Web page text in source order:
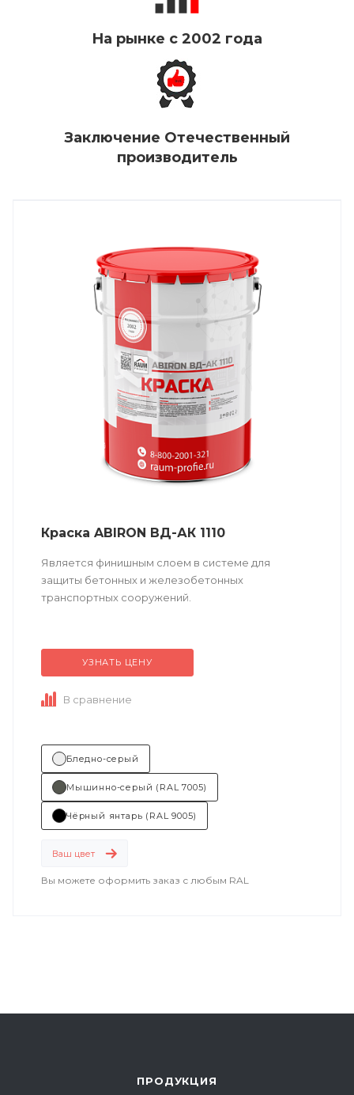
На рынке с 2002 года
Заключение Отечественный
производитель
Краска ABIRON ВД-АК 1110
Является финишным слоем в системе для
защиты бетонных и железобетонных
транспортных сооружений.
Техническое описаниепо ссылке
УЗНАТЬ ЦЕНУ
В сравнение
Бледно-серый
Мышинно-серый (RAL 7005)
Чёрный янтарь (RAL 9005)
Ваш цвет
Вы можете оформить заказ с любым RAL
ПРОДУКЦИЯ